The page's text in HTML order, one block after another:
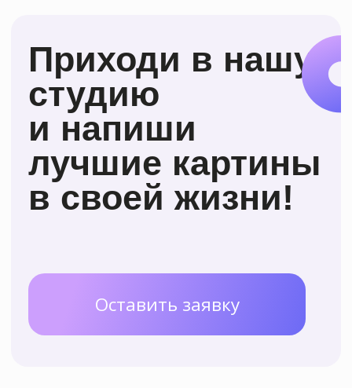
К нам приходят
учиться рисовать
с нуля в любом
на достигнутом!